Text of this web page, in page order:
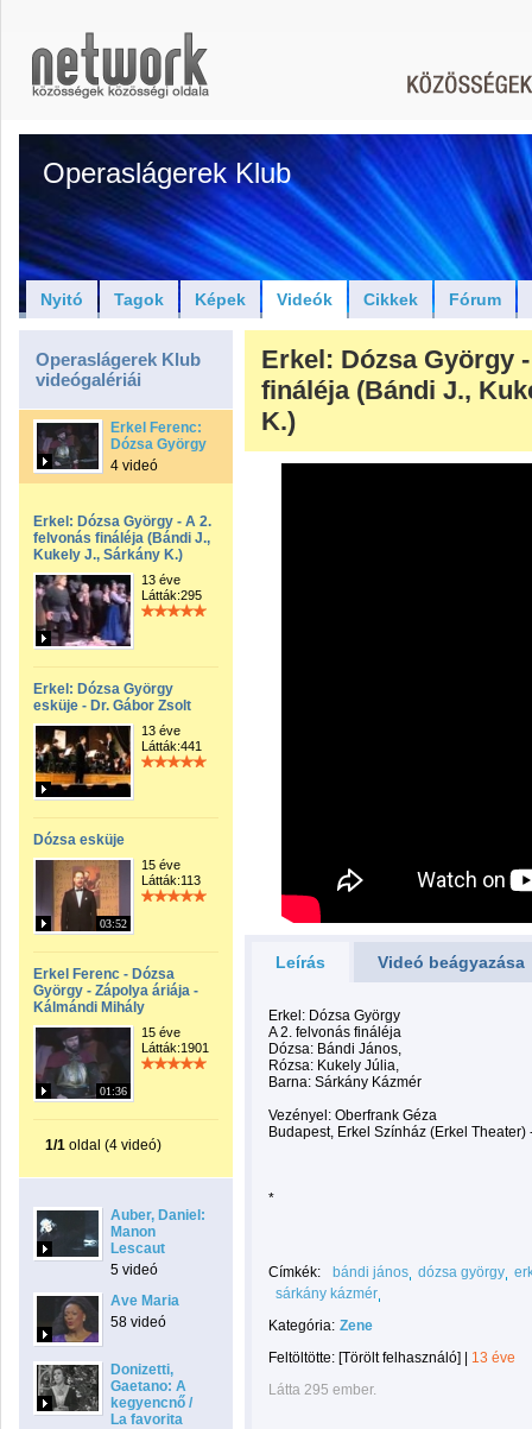
Operaslágerek Klub
Nyitó Tagok Képek Videók Cikkek Fórum
Operaslágerek Klub
videógalériái
Erkel Ferenc:
Dózsa György
4 videó
Erkel: Dózsa György - A 2.
felvonás fináléja (Bándi J.,
Kukely J., Sárkány K.)
13 éve
Látták:295
Erkel: Dózsa György
esküje - Dr. Gábor Zsolt
13 éve
Látták:441
Dózsa esküje
03:52
15 éve
Látták:113
Erkel Ferenc - Dózsa
György - Zápolya áriája -
Kálmándi Mihály
01:36
15 éve
Látták:1901
1/1 oldal (4 videó)
Auber, Daniel:
Manon
Lescaut
5 videó
Ave Maria
58 videó
Donizetti,
Gaetano: A
kegyencnő /
La favorita
Erkel: Dózsa György
fináléja (Bándi J.,
K.)
Leírás Videó beágyazása
Erkel: Dózsa György
A 2. felvonás fináléja
Dózsa: Bándi János,
Rózsa: Kukely Júlia,
Barna: Sárkány Kázmér
Vezényel: Oberfrank Géza
Budapest, Erkel Színház (Erkel Theater)
*
Címkék: bándi jános dózsa györgy
sárkány kázmér
Kategória: Zene
Feltöltötte: [Törölt felhasználó]
13 éve
Látta 295 ember.